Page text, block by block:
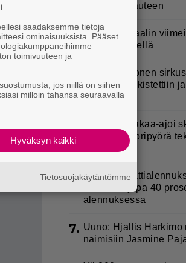
kansansairauteen
3. Eppu Normaalin
esitetään Ylellä
”Että semmonen
kilpailijat julkistettiin
sanottavaa
5.
Virkavalta takaa-ajoi
poliisimoottoripyörä
6. Lidl aloitti
kasvikset jopa 40
alennuksessa
7. Uuno: Hjallis Harkimo
naimisiin Jasmine
saadaksemme tietoja
ominaisuuksista. Pääset
toimivuuteen ja
jos niillä on siihen
milloin tahansa seuraavalla
Hyväksyn kaikki
Tietosuojakäytäntömme